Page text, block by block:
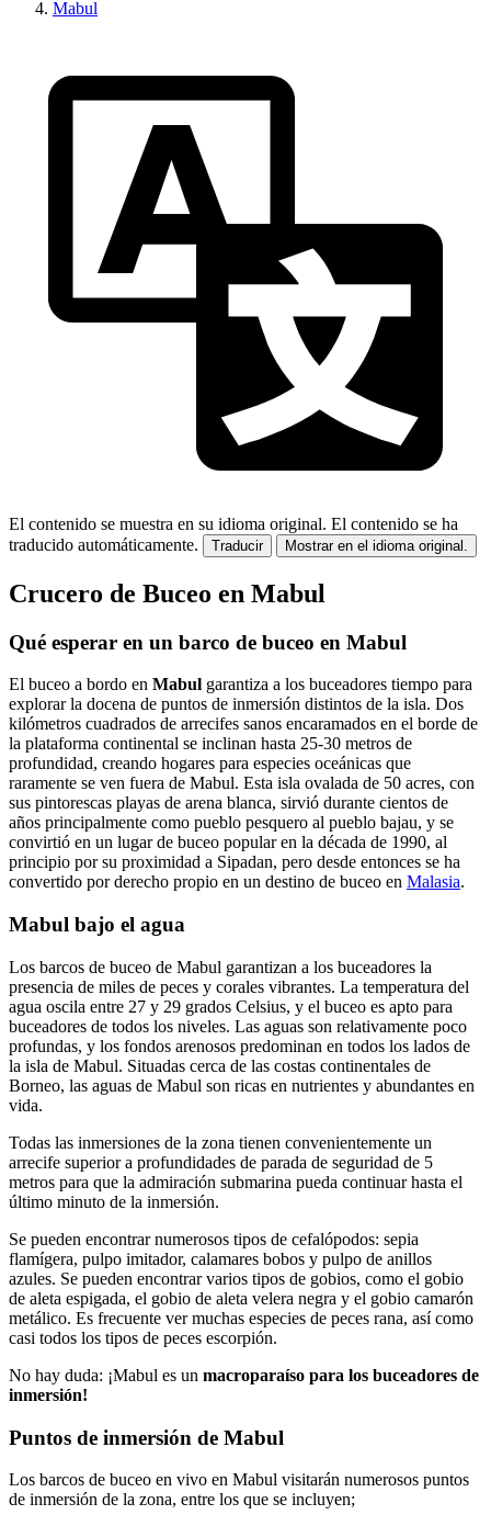
Mabul
El contenido se muestra en su idioma original. El contenido se ha
traducido automáticamente.
Traducir Mostrar en el idioma original.
Crucero de Buceo en Mabul
Qué esperar en un barco de buceo en Mabul
El buceo a bordo en Mabul garantiza a los buceadores tiempo para
explorar la docena de puntos de inmersión distintos de la isla. Dos
kilómetros cuadrados de arrecifes sanos encaramados en el borde de
la plataforma continental se inclinan hasta 25-30 metros de
profundidad, creando hogares para especies oceánicas que
raramente se ven fuera de Mabul. Esta isla ovalada de 50 acres, con
sus pintorescas playas de arena blanca, sirvió durante cientos de
años principalmente como pueblo pesquero al pueblo bajau, y se
convirtió en un lugar de buceo popular en la década de 1990, al
principio por su proximidad a Sipadan, pero desde entonces se ha
convertido por derecho propio en un destino de buceo en Malasia.
Mabul bajo el agua
Los barcos de buceo de Mabul garantizan a los buceadores la
presencia de miles de peces y corales vibrantes. La temperatura del
agua oscila entre 27 y 29 grados Celsius, y el buceo es apto para
buceadores de todos los niveles. Las aguas son relativamente poco
profundas, y los fondos arenosos predominan en todos los lados de
la isla de Mabul. Situadas cerca de las costas continentales de
Borneo, las aguas de Mabul son ricas en nutrientes y abundantes en
vida.
Todas las inmersiones de la zona tienen convenientemente un
arrecife superior a profundidades de parada de seguridad de 5
metros para que la admiración submarina pueda continuar hasta el
último minuto de la inmersión.
Se pueden encontrar numerosos tipos de cefalópodos: sepia
flamígera, pulpo imitador, calamares bobos y pulpo de anillos
azules. Se pueden encontrar varios tipos de gobios, como el gobio
de aleta espigada, el gobio de aleta velera negra y el gobio camarón
metálico. Es frecuente ver muchas especies de peces rana, así como
casi todos los tipos de peces escorpión.
No hay duda: ¡Mabul es un macroparaíso para los buceadores de
inmersión!
Puntos de inmersión de Mabul
Los barcos de buceo en vivo en Mabul visitarán numerosos puntos
de inmersión de la zona, entre los que se incluyen;